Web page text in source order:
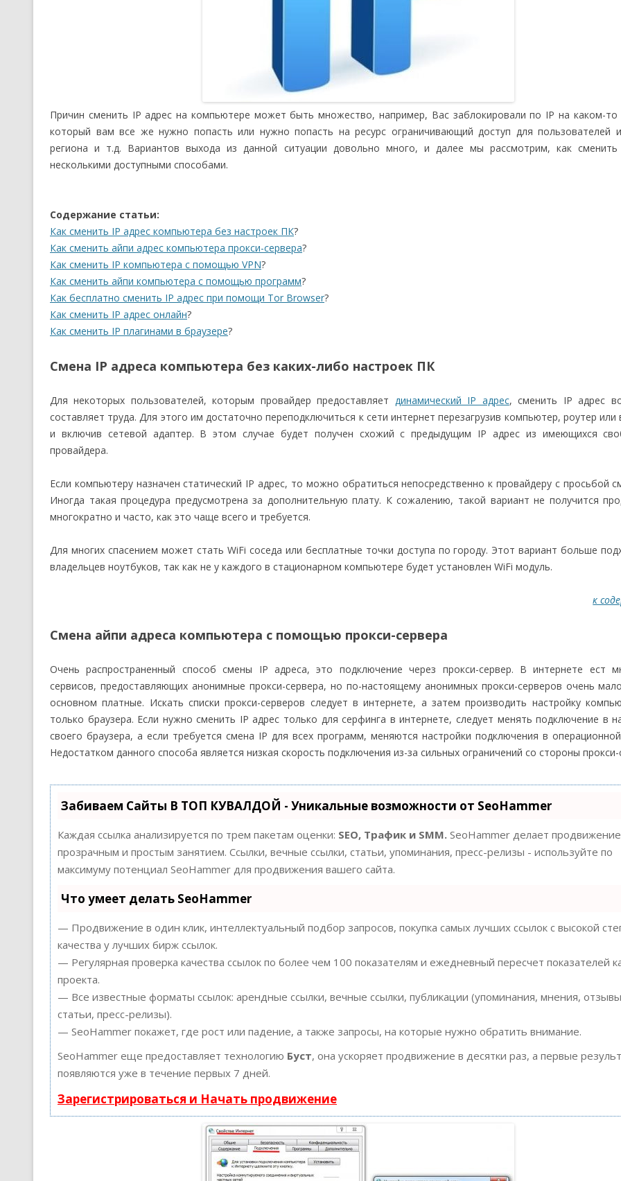
Причин сменить IP адрес на компьютере может быть множество, например, Вас заблокировали по IP на каком-то
который вам все же нужно попасть или нужно попасть на ресурс ограничивающий доступ для пользователей
региона и т.д. Вариантов выхода из данной ситуации довольно много, и далее мы рассмотрим, как
несколькими доступными способами.
Содержание статьи:
Как сменить IP адрес компьютера без настроек ПК?
Как сменить айпи адрес компьютера прокси-сервера?
Как сменить IP компьютера с помощью VPN?
Как сменить айпи компьютера с помощью программ?
Как бесплатно сменить IP адрес при помощи Tor Browser?
Как сменить IP адрес онлайн?
Как сменить IP плагинами в браузере?
Смена IP адреса компьютера без каких-либо настроек ПК
Для некоторых пользователей, которым провайдер предоставляет динамический IP адрес, сменить IP адрес
составляет труда. Для этого им достаточно переподключиться к сети интернет перезагрузив компьютер, роутер или
и включив сетевой адаптер. В этом случае будет получен схожий с предыдущим IP адрес из имеющихся
провайдера.
Если компьютеру назначен статический IP адрес, то можно обратиться непосредственно к провайдеру с просьбой
Иногда такая процедура предусмотрена за дополнительную плату. К сожалению, такой вариант не получится
многократно и часто, как это чаще всего и требуется.
Для многих спасением может стать WiFi соседа или бесплатные точки доступа по городу. Этот вариант больше
владельцев ноутбуков, так как не у каждого в стационарном компьютере будет установлен WiFi модуль.
к
Смена айпи адреса компьютера с помощью прокси-сервера
Очень распространенный способ смены IP адреса, это подключение через прокси-сервер. В интернете ест
сервисов, предоставляющих анонимные прокси-сервера, но по-настоящему анонимных прокси-серверов очень
основном платные. Искать списки прокси-серверов следует в интернете, а затем производить настройку
только браузера. Если нужно сменить IP адрес только для серфинга в интернете, следует менять подключение в
своего браузера, а если требуется смена IP для всех программ, меняются настройки подключения в
Недостатком данного способа является низкая скорость подключения из-за сильных ограничений со стороны прокси-
Забиваем Сайты В ТОП КУВАЛДОЙ - Уникальные возможности от SeoHammer
Каждая ссылка анализируется по трем пакетам оценки: SEO, Трафик и SMM. SeoHammer делает продвижение
прозрачным и простым занятием. Ссылки, вечные ссылки, статьи, упоминания, пресс-релизы - используйте по
максимуму потенциал SeoHammer для продвижения вашего сайта.
Что умеет делать SeoHammer
— Продвижение в один клик, интеллектуальный подбор запросов, покупка самых лучших ссылок с высокой
качества у лучших бирж ссылок.
— Регулярная проверка качества ссылок по более чем 100 показателям и ежедневный пересчет показателей
проекта.
— Все известные форматы ссылок: арендные ссылки, вечные ссылки, публикации (упоминания, мнения,
статьи, пресс-релизы).
— SeoHammer покажет, где рост или падение, а также запросы, на которые нужно обратить внимание.
SeoHammer еще предоставляет технологию Буст, она ускоряет продвижение в десятки раз, а первые
появляются уже в течение первых 7 дней.
Зарегистрироваться и Начать продвижение